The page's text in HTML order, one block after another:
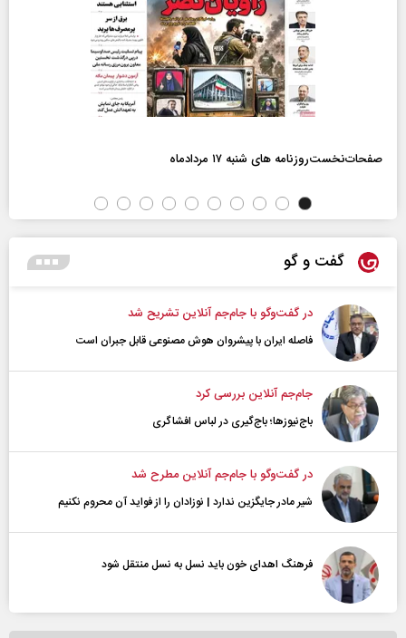
صفحات‌نخست‌روزنامه ها‌ی شنبه ۱۷ مردادماه
گفت و گو
در گفت‌و‌گو با جام‌جم آنلاین تشریح شد
فاصله ایران با پیشرو‌ان هوش مصنوعی قابل جبران است
جام‌جم آنلاین بررسی کرد
باج‌نیوزها؛ باج‌گیری در لباس افشاگری
در گفت‌و‌گو با جام‌جم آنلاین مطرح شد
شیر مادر جایگزین ندارد | نوزادان را از فواید آن محروم نکنیم
فرهنگ اهدای خون باید نسل به نسل منتقل شود